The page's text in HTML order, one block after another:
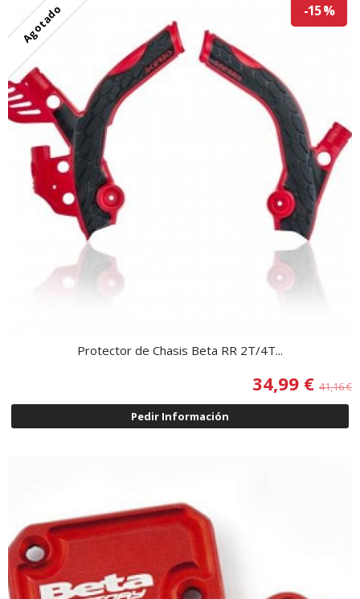
Agotado -15 %
Protector de Chasis Beta RR 2T/4T...
34,99 € 41,16 €
Pedir Información